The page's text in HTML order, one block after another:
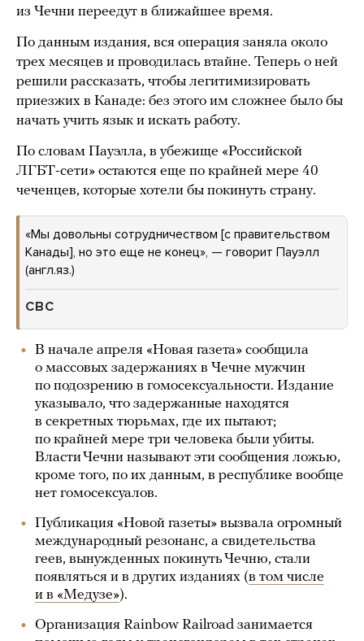
из Чечни переедут в ближайшее время.
По данным издания, вся операция заняла около
трех месяцев и проводилась втайне. Теперь о ней
решили рассказать, чтобы легитимизировать
приезжих в Канаде: без этого им сложнее было бы
начать учить язык и искать работу.
По словам Пауэлла, в убежище «Российской
ЛГБТ-сети» остаются еще по крайней мере 40
чеченцев, которые хотели бы покинуть страну.
«Мы довольны сотрудничеством [с правительством
Канады], но это еще не конец», — говорит Пауэлл
(англ.яз.)
CBC
В начале апреля «Новая газета» сообщила
о массовых задержаниях в Чечне мужчин
по подозрению в гомосексуальности. Издание
указывало, что задержанные находятся
в секретных тюрьмах, где их пытают;
по крайней мере три человека были убиты.
Власти Чечни называют эти сообщения ложью,
кроме того, по их данным, в республике вообще
нет гомосексуалов.
Публикация «Новой газеты» вызвала огромный
международный резонанс, а свидетельства
геев, вынужденных покинуть Чечню, стали
появляться и в других изданиях (в том числе
и в «Медузе»).
Организация Rainbow Railroad занимается